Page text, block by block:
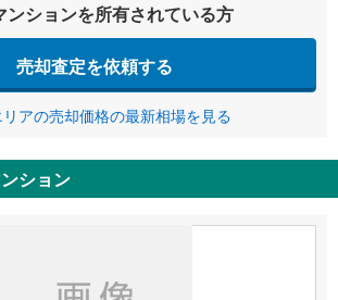
ンションを所有されている方
売却査定を依頼する
アの売却価格の最新相場を見る
ション